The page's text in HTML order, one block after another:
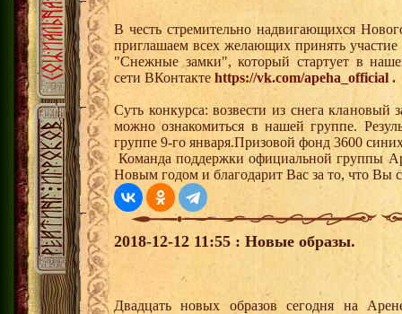
В честь стремительно надвигающихся
приглашаем всех желающих принять
"Снежные замки", который стартует в
сети ВКонтакте https://vk.com/apeha_official .
Суть конкурса: возвести из снега
можно ознакомиться в нашей группе.
группе 9-го января.Призовой фонд 3600
Команда поддержки официальной группы
Новым годом и благодарит Вас за то, что Вы
2018-12-12 11:55 : Новые образы.
Двадцать новых образов сегодня на